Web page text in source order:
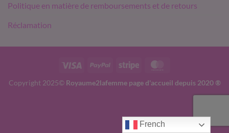
Politique en matière de remboursements et de retours
Réclamation
Visa PayPal Stripe
Copyright 2025© Royaume2lafemme page d'accueil depuis 2020 ®️
French